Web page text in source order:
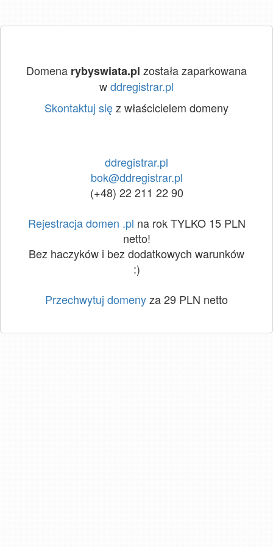
Domena rybyswiata.pl została zaparkowana
wddregistrar.pl
Skontaktuj sięz właścicielem domeny
ddregistrar.pl
bok@ddregistrar.pl
(+48) 22 211 22 90
Rejestracja domen .pl na rok TYLKO 15 PLN
netto!
Bez haczyków i bez dodatkowych warunków
:)
Przechwytuj domenyza 29 PLN netto